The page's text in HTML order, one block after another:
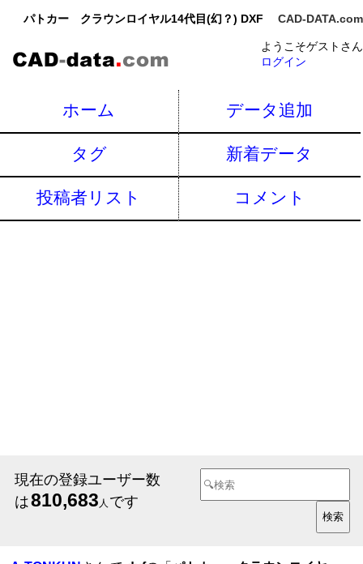
パトカー クラウンロイヤル14代目(幻？) DXF CAD-DATA.com
ようこそゲストさん
ログイン
ホーム データ追加
タグ 新着データ
投稿者リスト コメント
現在の登録ユーザー数
は810,683 人 です